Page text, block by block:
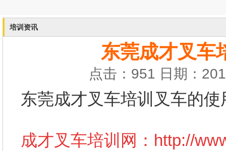
培训资讯
东莞成才叉车
点击：951 日期：
东莞成才叉车培训叉车的使
成才叉车培训网： http://